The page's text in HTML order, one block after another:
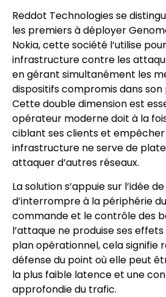
Reddot Technologies se
les premiers à déployer
Nokia, cette société l’utilise
infrastructure contre les
en gérant simultanément les
dispositifs compromis dans
Cette double dimension est
opérateur moderne doit à la
ciblant ses clients et
infrastructure ne serve de
attaquer d’autres réseaux.
La solution s’appuie sur l’idée
d’interrompre à la périphérie
commande et le contrôle des
l’attaque ne produise ses
plan opérationnel, cela signifie
défense du point où elle peut
la plus faible latence et une
approfondie du trafic.